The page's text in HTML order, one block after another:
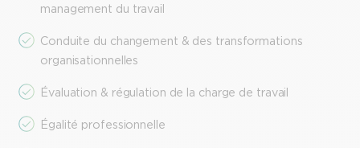
management du travail
Conduite du changement & des transformations
organisationnelles
Évaluation & régulation de la charge de travail
Égalité professionnelle